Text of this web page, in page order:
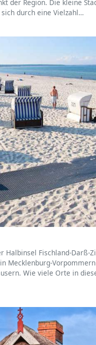
der Region. Die kleine
durch eine Vielzahl…
Halbinsel Fischland-Darß-
Mecklenburg-
Wie viele Orte in